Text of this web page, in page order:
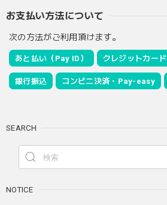
お支払い方法について
次の方法がご利用頂けます。
あと払い（Pay ID） クレジットカード
銀行振込 コンビニ決済・Pay-easy
SEARCH
NOTICE